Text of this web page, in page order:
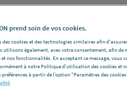
prend soin de vos cookies.
des cookies et des technologies similaires afin
utilisons également, avec votre consentement, afin
nos fonctionnalités. En acceptant ce message, vous
à notre Politique d'utilisation des cookies et
à partir de l’option "Paramètres des